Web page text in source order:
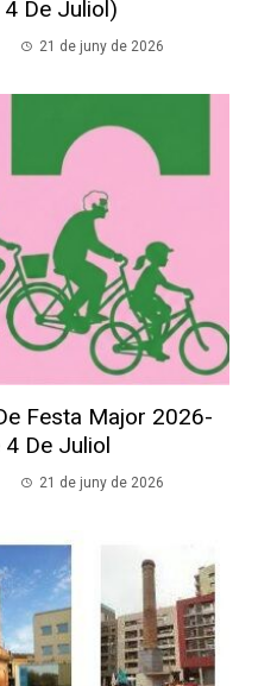
De Juliol)
21 de juny de 2026
Festa Major 2026-
De Juliol
21 de juny de 2026